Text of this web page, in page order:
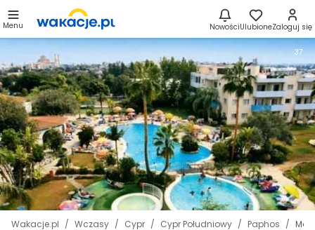
Menu NowościUlubioneZaloguj się
Wakacje.pl Wczasy Cypr Cypr Południowy Paphos
37